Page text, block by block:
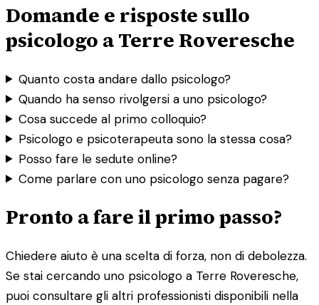
Domande e risposte sullo
psicologo a Terre Roveresche
Quanto costa andare dallo psicologo?
Quando ha senso rivolgersi a uno psicologo?
Cosa succede al primo colloquio?
Psicologo e psicoterapeuta sono la stessa cosa?
Posso fare le sedute online?
Come parlare con uno psicologo senza pagare?
Pronto a fare il primo passo?
Chiedere aiuto è una scelta di forza, non di debolezza.
Se stai cercando uno psicologo a Terre Roveresche,
puoi consultare gli altri professionisti disponibili nella